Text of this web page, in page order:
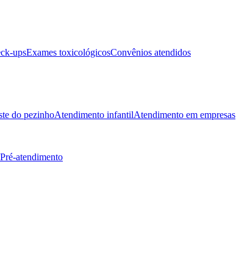
upsExames toxicológicosConvênios atendidos
do pezinhoAtendimento infantilAtendimento em empresas
Pré-atendimento